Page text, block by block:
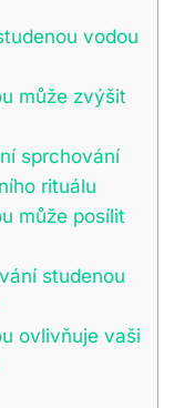
vodou
může zvýšit
sprchování
rituálu
může posílit
studenou‌
ovlivňuje ⁢vaši